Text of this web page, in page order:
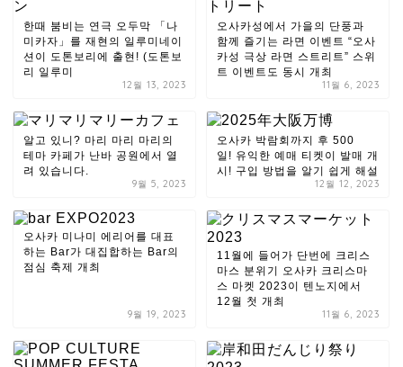
한때 붐비는 연극 오두막 「나
미카자」를 재현의 일루미네이
션이 도톤보리에 출현! (도톤보
리 일루미
12월 13, 2023
오사카성에서 가을의 단풍과
함께 즐기는 라면 이벤트 “오사
카성 극상 라면 스트리트” 스위
트 이벤트도 동시 개최
11월 6, 2023
알고 있니? 마리 마리 마리의
테마 카페가 난바 공원에서 열
려 있습니다.
9월 5, 2023
오사카 박람회까지 후 500
일! 유익한 예매 티켓이 발매 개
시! 구입 방법을 알기 쉽게 해설
12월 12, 2023
오사카 미나미 에리어를 대표
하는 Bar가 대집합하는 Bar의
점심 축제 개최
9월 19, 2023
11월에 들어가 단번에 크리스
마스 분위기 오사카 크리스마
스 마켓 2023이 텐노지에서
12월 첫 개최
11월 6, 2023